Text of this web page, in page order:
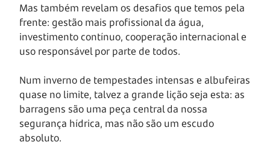
Mas também revelam os desafios que temos pela
frente: gestão mais profissional da água,
investimento contínuo, cooperação internacional e
uso responsável por parte de todos.
Num inverno de tempestades intensas e albufeiras
quase no limite, talvez a grande lição seja esta: as
barragens são uma peça central da nossa
segurança hídrica, mas não são um escudo
absoluto.